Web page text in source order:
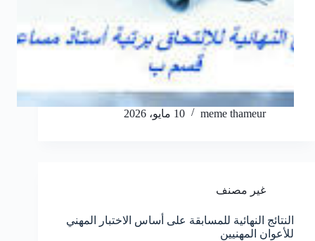
meme thameur 10 مايو، 2026
غير مصنف
النتائج النهائية للمسابقة على أساس الاختبار المهني
للأعوان المهنيين